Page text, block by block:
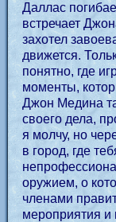
Даллас
встречает
захотел
движется.
понятно, где
моменты, которые
Джон Медина
своего дела,
я молчу, но
в город, где
оружием, о
членами
мероприятия и